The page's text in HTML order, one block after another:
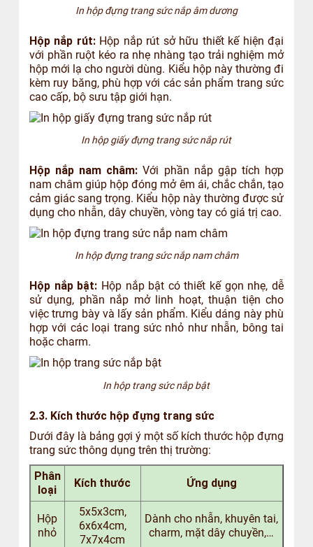
In hộp đựng trang sức nắp âm dương
Hộp nắp rút:Hộp nắp rút sở hữu thiết kế hiện đại
với phần ruột kéo ra nhẹ nhàng tạo trải nghiệm mở
hộp mới lạ cho người dùng. Kiểu hộp này thường đi
kèm ruy băng, phù hợp với các sản phẩm trang sức
cao cấp, bộ sưu tập giới hạn.
In hộp giấy đựng trang sức nắp rút
Hộp nắp nam châm: Với phần nắp gập tích hợp
nam châm giúp hộp đóng mở êm ái, chắc chắn, tạo
cảm giác sang trọng. Kiểu hộp này thường được sử
dụng cho nhẫn, dây chuyền, vòng tay có giá trị cao.
In hộp đựng trang sức nắp nam châm
Hộp nắp bật: Hộp nắp bật có thiết kế gọn nhẹ, dễ
sử dụng, phần nắp mở linh hoạt, thuận tiện cho
việc trưng bày và lấy sản phẩm. Kiểu dáng này phù
hợp với các loại trang sức nhỏ như nhẫn, bông tai
hoặc charm.
In hộp trang sức nắp bật
2.3. Kích thước hộp đựng trang sức
Dưới đây là bảng gợi ý một số kích thước hộp đựng
trang sức thông dụng trên thị trường:
Phân
loại
Kích thước Ứng dụng
Hộp
nhỏ
5x5x3cm,
6x6x4cm,
7x7x4cm
Dành cho nhẫn, khuyên tai,
charm, mặt dây chuyền,…